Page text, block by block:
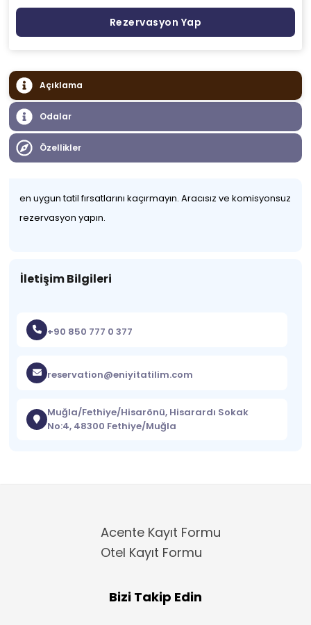
Rezervasyon Yap
Açıklama
Odalar
Özellikler
en uygun tatil fırsatlarını kaçırmayın. Aracısız ve komisyonsuz
rezervasyon yapın.
İletişim Bilgileri
+90 850 777 0 377
reservation@eniyitatilim.com
Muğla/Fethiye/Hisarönü, Hisarardı Sokak
No:4, 48300 Fethiye/Muğla
Acente Kayıt Formu
Otel Kayıt Formu
Bizi Takip Edin